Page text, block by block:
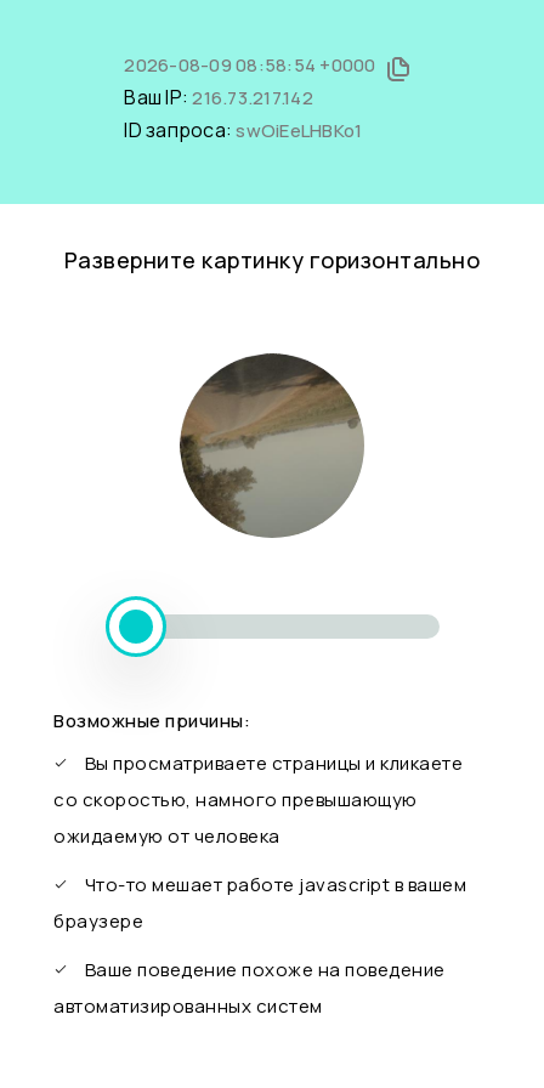
2026-08-09 08:58:54 +0000
Ваш IP:216.73.217.142
ID запроса:swOiEeLHBKo1
Разверните картинку горизонтально
Возможные причины:
Вы просматриваете страницы и кликаете
со скоростью, намного превышающую
ожидаемую от человека
Что-то мешает работе javascript в вашем
браузере
Ваше поведение похоже на поведение
автоматизированных систем